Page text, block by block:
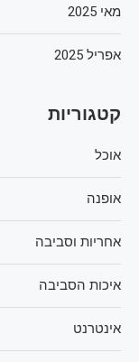
מאי 2025
אפריל 2025
קטגוריות
אוכל
אופנה
אחריות וסביבה
איכות הסביבה
אינטרנט